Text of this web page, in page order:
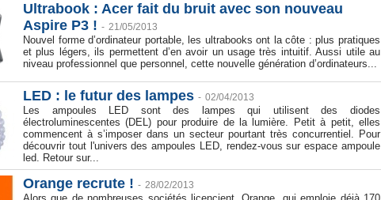
Ultrabook : Acer fait du bruit avec son nouveau
Aspire P3 ! - 21/05/2013
Nouvel forme d’ordinateur portable, les ultrabooks ont la côte : plus pratiques
et plus légers, ils permettent d’en avoir un usage très intuitif. Aussi utile au
niveau professionnel que personnel, cette nouvelle génération d’ordinateurs...
LED : le futur des lampes - 02/04/2013
Les ampoules LED sont des lampes qui utilisent des diodes
électroluminescentes (DEL) pour produire de la lumière. Petit à petit, elles
commencent à s’imposer dans un secteur pourtant très concurrentiel. Pour
découvrir tout l'univers des ampoules LED, rendez-vous sur espace ampoule
led. Retour sur...
Orange recrute ! - 28/02/2013